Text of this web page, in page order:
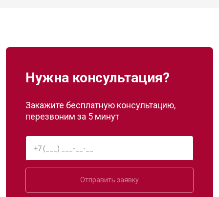
Нужна консультация?
Закажите бесплатную консультацию,
перезвоним за 5 минут
Отправить заявку